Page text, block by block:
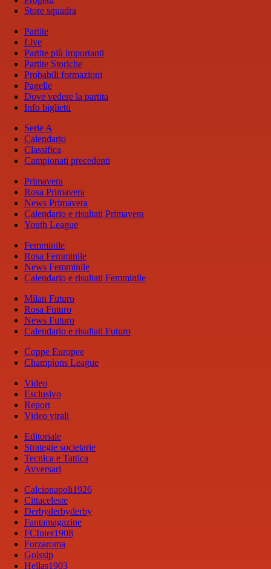
Store squadra
Partite
Live
Partite più importanti
Partite Storiche
Probabili formazioni
Pagelle
Dove vedere la partita
Info biglietti
Serie A
Calendario
Classifica
Campionati precedenti
Primavera
Rosa Primavera
News Primavera
Calendario e risultati Primavera
Youth League
Femminile
Rosa Femminile
News Femminile
Calendario e risultati Femminile
Milan Futuro
Rosa Futuro
News Futuro
Calendario e risultati Futuro
Coppe Europee
Champions League
Video
Esclusivo
Report
Video virali
Editoriale
Strategie societarie
Tecnica e Tattica
Avversari
Calcionapoli1926
Cittaceleste
Derbyderbyderby
Fantamagazine
FCInter1908
Forzaroma
Golssip
Hellas1903